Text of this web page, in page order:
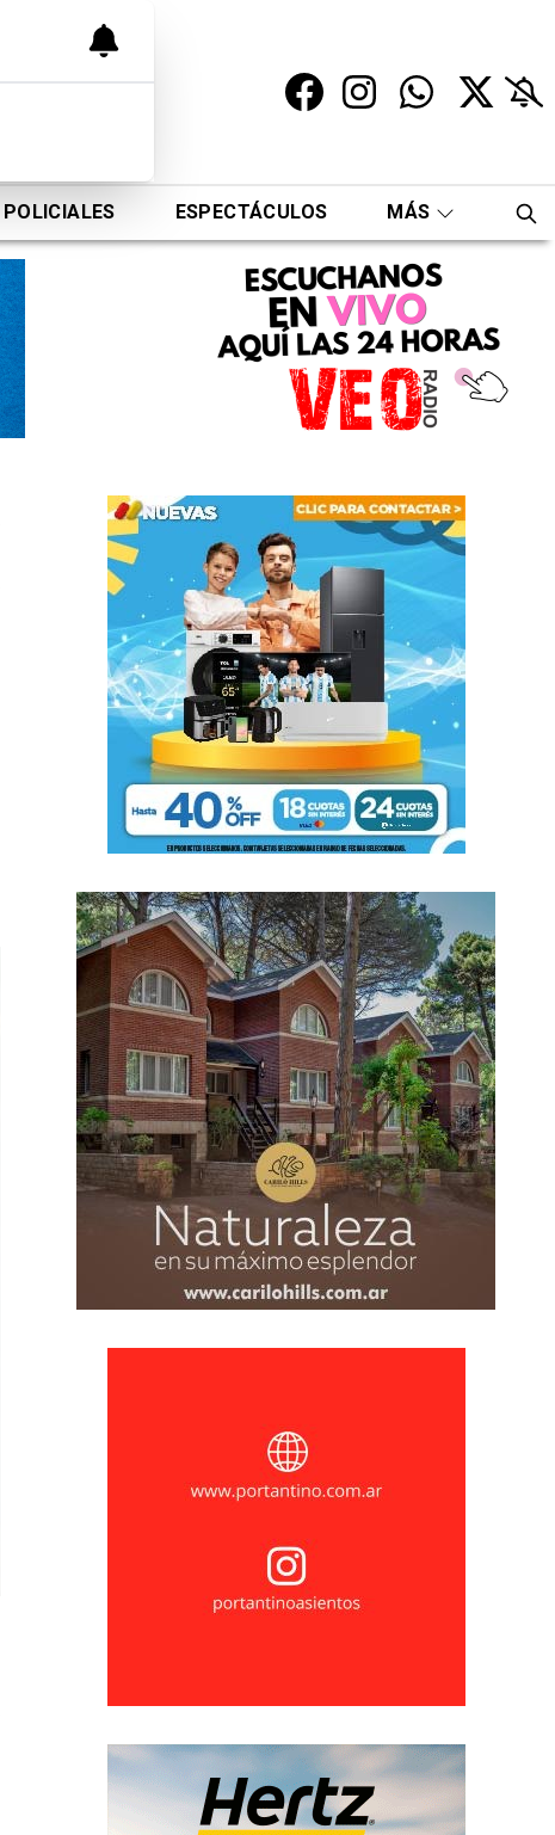
POLICIALES ESPECTÁCULOS MÁS